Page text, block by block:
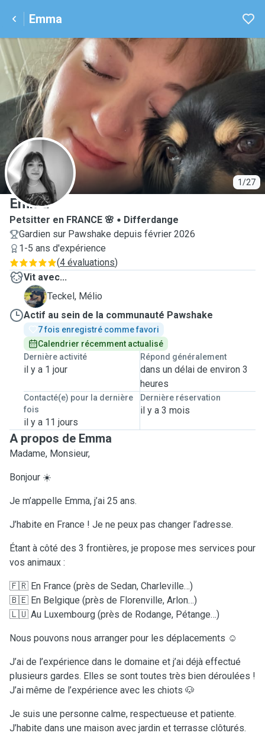
Emma
1/27
E
Emma
Petsitter en FRANCE 🌸
Differdange
Gardien sur Pawshake depuis février 2026
1-5 ans d'expérience
(4 évaluations)
Vit avec...
M
Teckel, Mélio
Actif au sein de la communauté Pawshake
7 fois enregistré comme favori
Calendrier récemment actualisé
Dernière activité
il y a 1 jour
Répond généralement
dans un délai de environ 3
heures
Contacté(e) pour la dernière
fois
il y a 11 jours
Dernière réservation
il y a 3 mois
A propos de Emma
Madame, Monsieur,
Bonjour ☀️
Je m’appelle Emma, j’ai 25 ans.
J’habite en France ! Je ne peux pas changer l’adresse.
Étant à côté des 3 frontières, je propose mes services pour
vos animaux :
🇫🇷 En France (près de Sedan, Charleville…)
🇧🇪 En Belgique (près de Florenville, Arlon…)
🇱🇺 Au Luxembourg (près de Rodange, Pétange…)
Nous pouvons nous arranger pour les déplacements ☺️
J’ai de l’expérience dans le domaine et j’ai déjà effectué
plusieurs gardes. Elles se sont toutes très bien déroulées !
J’ai même de l’expérience avec les chiots 🐶
Je suis une personne calme, respectueuse et patiente.
J’habite dans une maison avec jardin et terrasse clôturés.